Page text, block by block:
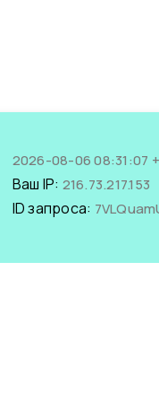
2026-08-06 08:31:07
Ваш IP: 216.73.217.153
ID запроса: